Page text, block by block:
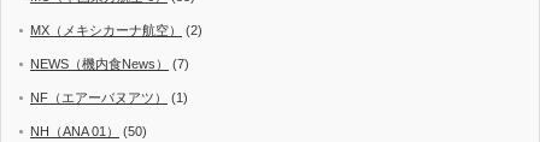
MX（メキシカーナ航空） (2)
NEWS（機内食News） (7)
NF（エアーバヌアツ） (1)
NH（ANA 01） (50)